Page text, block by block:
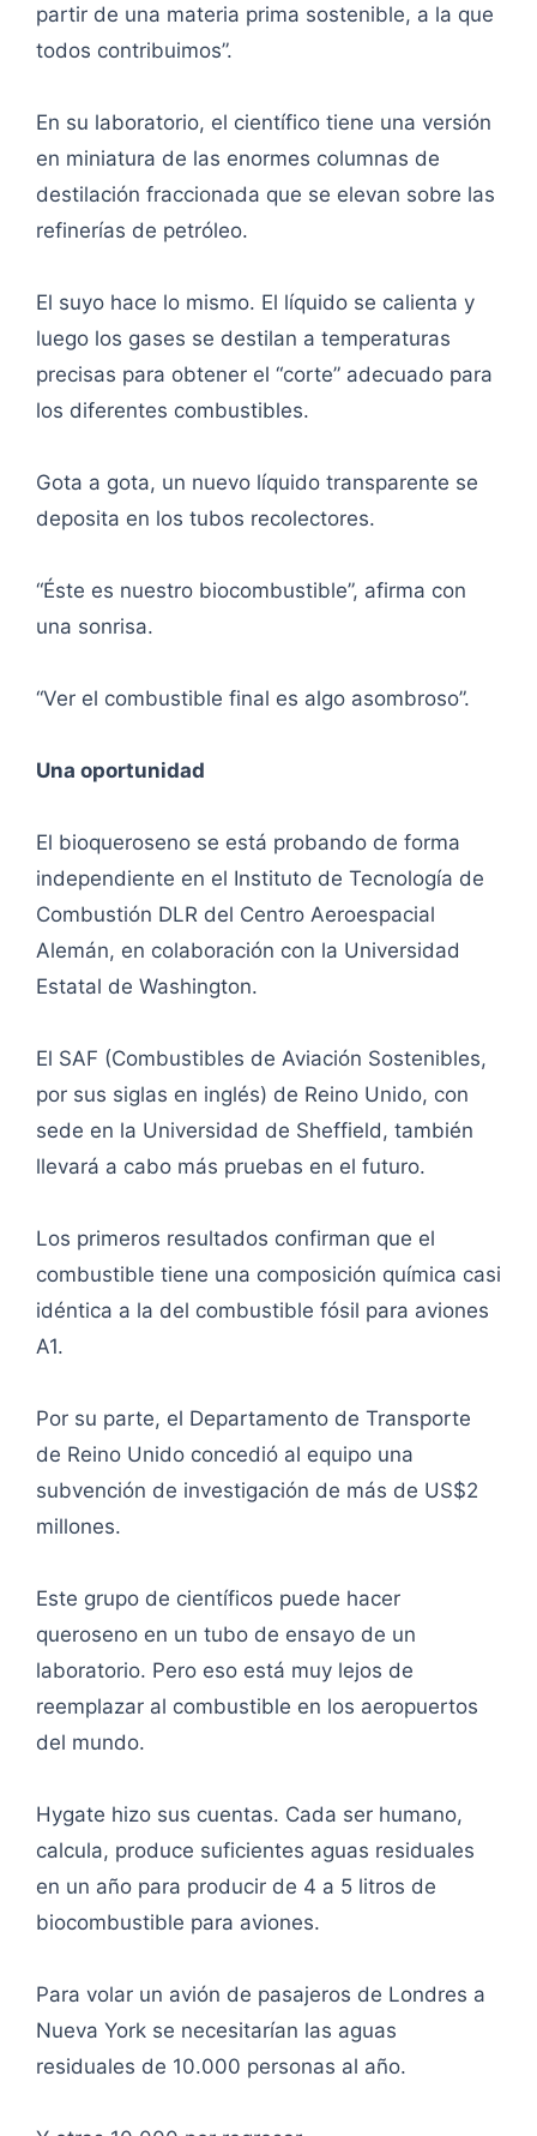
partir de una materia prima sostenible, a la que
todos contribuimos”.
En su laboratorio, el científico tiene una versión
en miniatura de las enormes columnas de
destilación fraccionada que se elevan sobre las
refinerías de petróleo.
El suyo hace lo mismo. El líquido se calienta y
luego los gases se destilan a temperaturas
precisas para obtener el “corte” adecuado para
los diferentes combustibles.
Gota a gota, un nuevo líquido transparente se
deposita en los tubos recolectores.
“Éste es nuestro biocombustible”, afirma con
una sonrisa.
“Ver el combustible final es algo asombroso”.
Una oportunidad
El bioqueroseno se está probando de forma
independiente en el Instituto de Tecnología de
Combustión DLR del Centro Aeroespacial
Alemán, en colaboración con la Universidad
Estatal de Washington.
El SAF (Combustibles de Aviación Sostenibles,
por sus siglas en inglés) de Reino Unido, con
sede en la Universidad de Sheffield, también
llevará a cabo más pruebas en el futuro.
Los primeros resultados confirman que el
combustible tiene una composición química casi
idéntica a la del combustible fósil para aviones
A1.
Por su parte, el Departamento de Transporte
de Reino Unido concedió al equipo una
subvención de investigación de más de US$2
millones.
Este grupo de científicos puede hacer
queroseno en un tubo de ensayo de un
laboratorio. Pero eso está muy lejos de
reemplazar al combustible en los aeropuertos
del mundo.
Hygate hizo sus cuentas. Cada ser humano,
calcula, produce suficientes aguas residuales
en un año para producir de 4 a 5 litros de
biocombustible para aviones.
Para volar un avión de pasajeros de Londres a
Nueva York se necesitarían las aguas
residuales de 10.000 personas al año.